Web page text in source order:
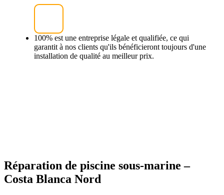
100% est une entreprise légale et qualifiée, ce qui
garantit à nos clients qu'ils bénéficieront toujours d'une
installation de qualité au meilleur prix.
Réparation de piscine sous-marine –
Costa Blanca Nord